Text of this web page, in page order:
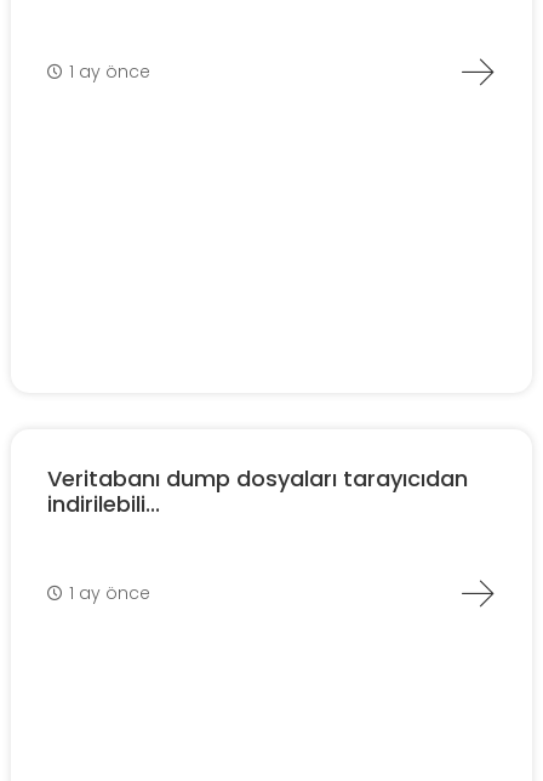
1 ay önce
Veritabanı dump dosyaları tarayıcıdan
indirilebili...
1 ay önce